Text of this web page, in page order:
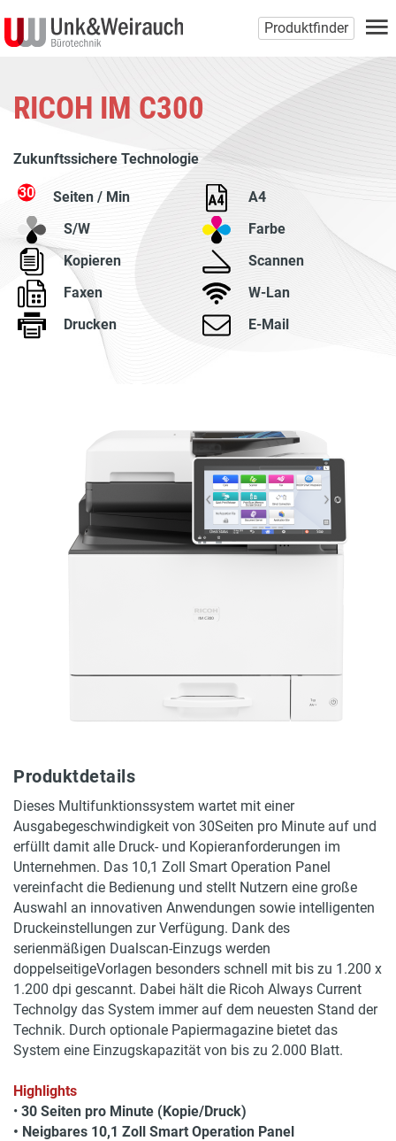
Produktfinder
RICOH IM C300
Zukunftssichere Technologie
30
Seiten / Min
A4
S/W
Farbe
Kopieren
Scannen
Faxen
W-Lan
Drucken
E-Mail
Produktdetails
Dieses Multifunktionssystem wartet mit einer
Ausgabegeschwindigkeit von 30Seiten pro Minute auf und
erfüllt damit alle Druck- und Kopieranforderungen im
Unternehmen. Das 10,1 Zoll Smart Operation Panel
vereinfacht die Bedienung und stellt Nutzern eine große
Auswahl an innovativen Anwendungen sowie intelligenten
Druckeinstellungen zur Verfügung. Dank des
serienmäßigen Dualscan-Einzugs werden
doppelseitigeVorlagen besonders schnell mit bis zu 1.200 x
1.200 dpi gescannt. Dabei hält die Ricoh Always Current
Technolgy das System immer auf dem neuesten Stand der
Technik. Durch optionale Papiermagazine bietet das
System eine Einzugskapazität von bis zu 2.000 Blatt.
Highlights
• 30 Seiten pro Minute (Kopie/Druck)
• Neigbares 10,1 Zoll Smart Operation Panel